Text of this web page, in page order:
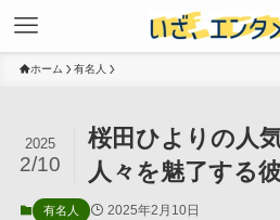
ホーム 有名人
桜田ひよりの人
人々を魅了する
2025
2/10
有名人 2025年2月10日